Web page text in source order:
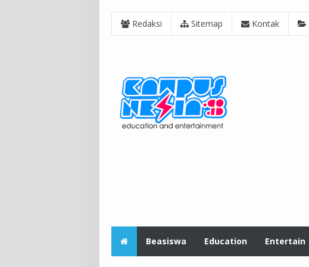
Redaksi Sitemap Kontak
Beasiswa Education Entertain